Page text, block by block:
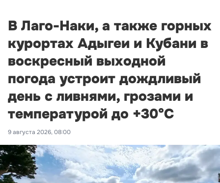
В Лаго-Наки, а также горных
курортах Адыгеи и Кубани в
воскресный выходной
погода устроит дождливый
день с ливнями, грозами и
температурой до +30°С
9 августа 2026, 08:00